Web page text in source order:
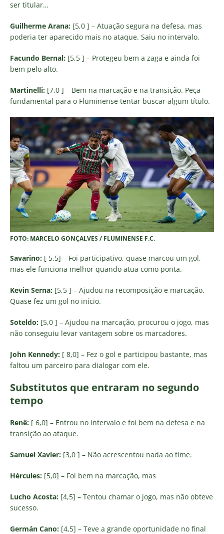
ser titular…
Guilherme Arana: [5,0 ] – Atuação segura na defesa, mas
poderia ter aparecido mais no ataque. Saiu no intervalo.
Facundo Bernal: [5,5 ] – Protegeu bem a zaga e ainda foi
bem pelo alto.
Martinelli: [7,0 ] – Bem na marcação e na transição. Peça
fundamental para o Fluminense tentar buscar algum título.
FOTO: MARCELO GONÇALVES / FLUMINENSE F.C.
Savarino: [ 5,5] – Foi participativo, quase marcou um gol,
mas ele funciona melhor quando atua como ponta.
Kevin Serna: [5,5 ] – Ajudou na recomposição e marcação.
Quase fez um gol no início.
Soteldo: [5,0 ] – Ajudou na marcação, procurou o jogo, mas
não conseguiu levar vantagem sobre os marcadores.
John Kennedy: [ 8,0] – Fez o gol e participou bastante, mas
faltou um parceiro para dialogar com ele.
Substitutos que entraram no segundo
tempo
Renê: [ 6,0] – Entrou no intervalo e foi bem na defesa e na
transição ao ataque.
Samuel Xavier: [3,0 ] – Não acrescentou nada ao time.
Hércules: [5,0] – Foi bem na marcação, mas
Lucho Acosta: [4,5] – Tentou chamar o jogo, mas não obteve
sucesso.
Germán Cano: [4,5] – Teve a grande oportunidade no final